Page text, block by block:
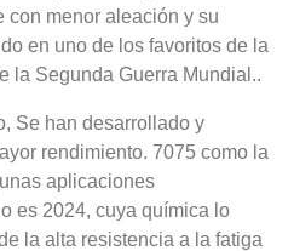
con menor aleación y su
en uno de los favoritos de la
la Segunda Guerra Mundial..
Se han desarrollado y
rendimiento. 7075 como la
aplicaciones
es 2024, cuya química lo
la alta resistencia a la fatiga